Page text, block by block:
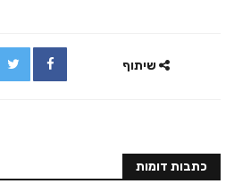
שיתוף
כתבות דומות